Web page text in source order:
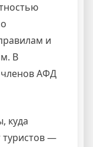
и
В
членов АФД
куда
туристов —